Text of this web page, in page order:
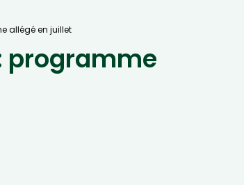
allégé en juillet
programme